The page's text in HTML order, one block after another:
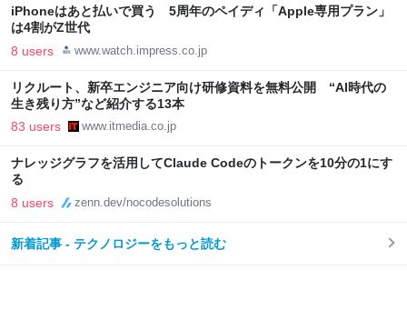
iPhoneはあと払いで買う 5周年のペイディ「Apple専用プラン」
は4割がZ世代
8 users www.watch.impress.co.jp
リクルート、新卒エンジニア向け研修資料を無料公開 “AI時代の
生き残り方”など紹介する13本
83 users www.itmedia.co.jp
ナレッジグラフを活用してClaude Codeのトークンを10分の1にす
る
8 users zenn.dev/nocodesolutions
新着記事 - テクノロジーをもっと読む